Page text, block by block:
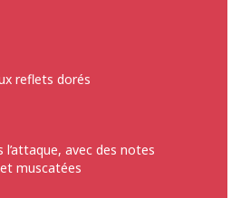
reflets dorés
l’attaque, avec des notes
muscatées